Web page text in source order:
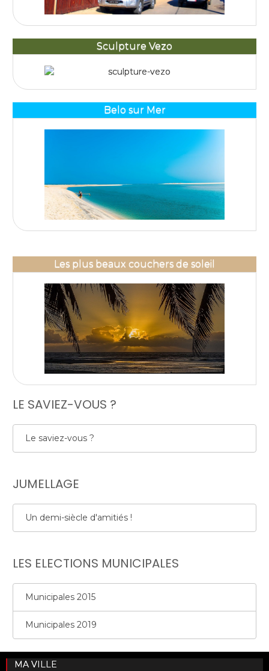
Sculpture Vezo
Belo sur Mer
Les plus beaux couchers de soleil
LE SAVIEZ-VOUS ?
Le saviez-vous ?
JUMELLAGE
Un demi-siècle d'amitiés !
LES ELECTIONS MUNICIPALES
Municipales 2015
Municipales 2019
MA VILLE